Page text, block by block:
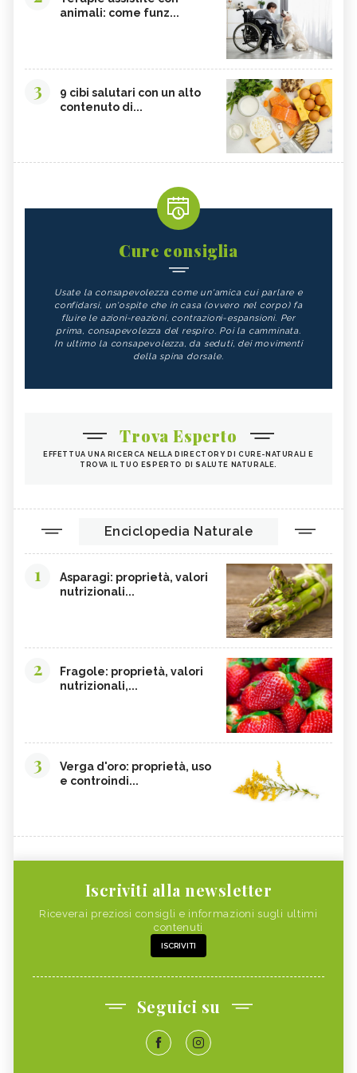
animali: come funz...
3
9 cibi salutari con un alto
contenuto di...
Cure consiglia
Usate la consapevolezza come un'amica cui parlare e
confidarsi, un'ospite che in casa (ovvero nel corpo) fa
fluire le azioni-reazioni, contrazioni-espansioni. Per
prima, consapevolezza del respiro. Poi la camminata.
In ultimo la consapevolezza, da seduti, dei movimenti
della spina dorsale.
Trova Esperto
EFFETTUA UNA RICERCA NELLA DIRECTORY DI CURE-NATURALI E
TROVA IL TUO ESPERTO DI SALUTE NATURALE.
Enciclopedia Naturale
1
Asparagi: proprietà, valori
nutrizionali...
2
Fragole: proprietà, valori
nutrizionali,...
3
Verga d'oro: proprietà, uso
e controindi...
Iscriviti alla newsletter
Riceverai preziosi consigli e informazioni sugli ultimi
contenuti
ISCRIVITI
Seguici su